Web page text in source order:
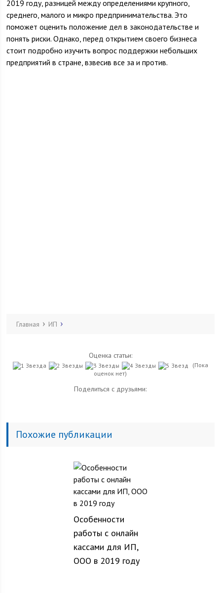
2019 году, разницей между определениями крупного,
среднего, малого и микро предпринимательства. Это
поможет оценить положение дел в законодательстве и
понять риски. Однако, перед открытием своего бизнеса
стоит подробно изучить вопрос поддержки небольших
предприятий в стране, взвесив все за и против.
Главная ИП
Оценка статьи:
(Пока
оценок нет)
Поделиться с друзьями:
Похожие публикации
Особенности
работы с онлайн
кассами для ИП,
ООО в 2019 году